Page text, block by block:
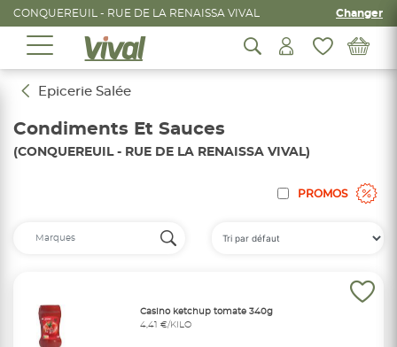
CONQUEREUIL - RUE DE LA RENAISSA VIVAL Changer
Epicerie Salée
Condiments Et Sauces
(CONQUEREUIL - RUE DE LA RENAISSA VIVAL)
PROMOS
Casino ketchup tomate 340g
4,41 €/KILO